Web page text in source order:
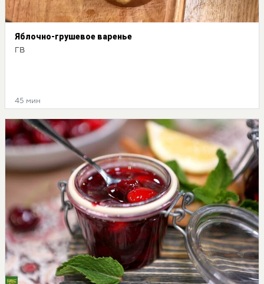
Яблочно-грушевое варенье
ГВ
45 мин